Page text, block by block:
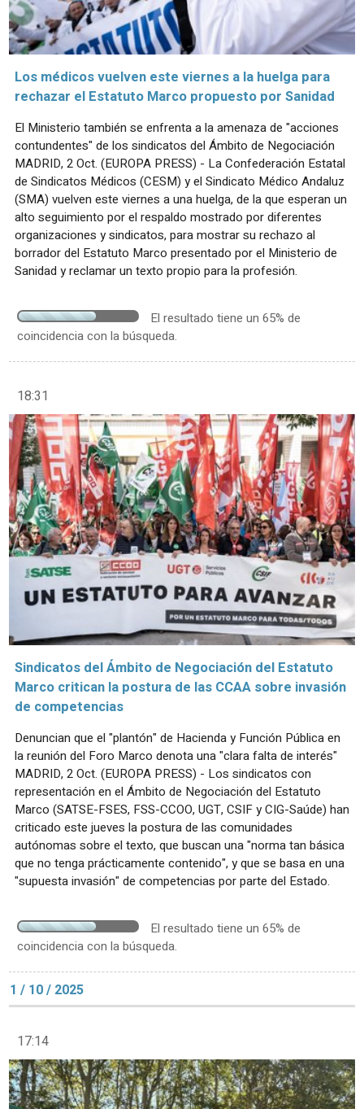
Los médicos vuelven este viernes a la huelga para
rechazar el Estatuto Marco propuesto por Sanidad
El Ministerio también se enfrenta a la amenaza de "acciones
contundentes" de los sindicatos del Ámbito de Negociación
MADRID, 2 Oct. (EUROPA PRESS) - La Confederación Estatal
de Sindicatos Médicos (CESM) y el Sindicato Médico Andaluz
(SMA) vuelven este viernes a una huelga, de la que esperan un
alto seguimiento por el respaldo mostrado por diferentes
organizaciones y sindicatos, para mostrar su rechazo al
borrador del Estatuto Marco presentado por el Ministerio de
Sanidad y reclamar un texto propio para la profesión.
El resultado tiene un 65% de
coincidencia con la búsqueda.
18:31
Sindicatos del Ámbito de Negociación del Estatuto
Marco critican la postura de las CCAA sobre invasión
de competencias
Denuncian que el "plantón" de Hacienda y Función Pública en
la reunión del Foro Marco denota una "clara falta de interés"
MADRID, 2 Oct. (EUROPA PRESS) - Los sindicatos con
representación en el Ámbito de Negociación del Estatuto
Marco (SATSE-FSES, FSS-CCOO, UGT, CSIF y CIG-Saúde) han
criticado este jueves la postura de las comunidades
autónomas sobre el texto, que buscan una "norma tan básica
que no tenga prácticamente contenido", y que se basa en una
"supuesta invasión" de competencias por parte del Estado.
El resultado tiene un 65% de
coincidencia con la búsqueda.
1 / 10 / 2025
17:14